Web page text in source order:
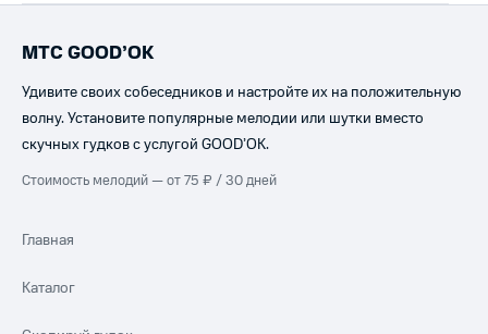
МТС GOOD’OK
Удивите своих собеседников и настройте их на положительную
волну. Установите популярные мелодии или шутки вместо
скучных гудков с услугой GOOD’OK.
Стоимость мелодий — от 75 ₽ / 30 дней
Главная
Каталог